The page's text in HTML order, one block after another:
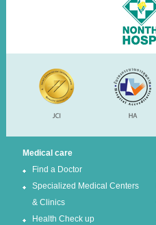
Medical care
Find a Doctor
Specialized Medical Centers
& Clinics
Health Check up